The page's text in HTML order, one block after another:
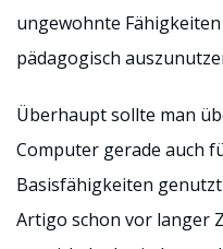
ungewohnte
pädagogisch
Überhaupt sollte man
Computer gerade auch
Basisfähigkeiten
Artigo schon vor langer